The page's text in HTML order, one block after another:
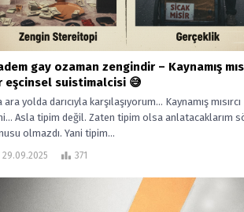
gay ozaman zengindir – Kaynamış
eşcinsel suistimalcisi 😅
ara yolda darıcıyla karşılaşıyorum… Kaynamış mısırcı
Asla tipim değil. Zaten tipim olsa anlatacaklarım
olmazdı. Yani tipim...
29.09.2025 371